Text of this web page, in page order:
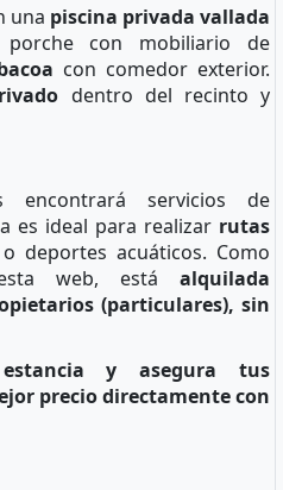
una piscina privada vallada
con mobiliario de
con comedor exterior.
dentro del recinto y
encontrará servicios de
es ideal para realizar rutas
deportes acuáticos. Como
web, estáalquilada
(particulares), sin
y asegura tus
precio directamente con